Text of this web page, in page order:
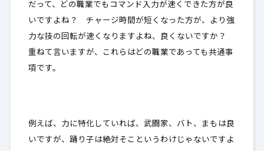
だって、どの職業でもコマンド入力が速くできた方が良
いですよね？ チャージ時間が短くなった方が、より強
力な技の回転が速くなりますよね、良くないですか？
重ねて言いますが、 これらはどの職業であっても共通事
項です。
例えば、力に特化していれば、武闘家、バト、まもは良
いですが、踊り子は絶対そこというわけじゃないですよ